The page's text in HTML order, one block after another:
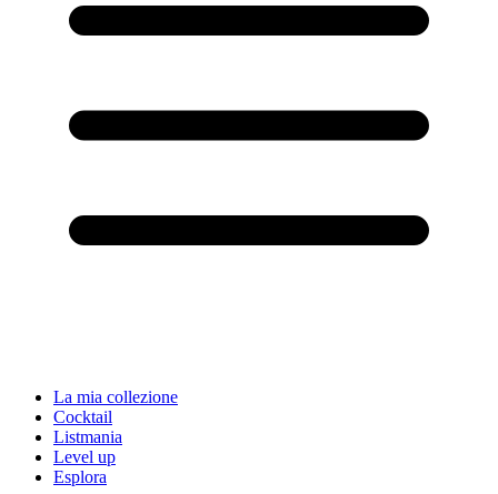
La mia collezione
Cocktail
Listmania
Level up
Esplora